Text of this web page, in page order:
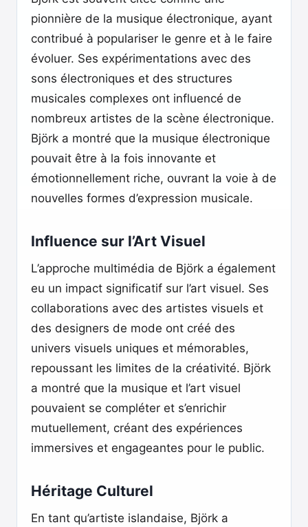
pionnière de la musique électronique, ayant
contribué à populariser le genre et à le faire
évoluer. Ses expérimentations avec des
sons électroniques et des structures
musicales complexes ont influencé de
nombreux artistes de la scène électronique.
Björk a montré que la musique électronique
pouvait être à la fois innovante et
émotionnellement riche, ouvrant la voie à de
nouvelles formes d’expression musicale.
Influence sur l’Art Visuel
L’approche multimédia de Björk a également
eu un impact significatif sur l’art visuel. Ses
collaborations avec des artistes visuels et
des designers de mode ont créé des
univers visuels uniques et mémorables,
repoussant les limites de la créativité. Björk
a montré que la musique et l’art visuel
pouvaient se compléter et s’enrichir
mutuellement, créant des expériences
immersives et engageantes pour le public.
Héritage Culturel
En tant qu’artiste islandaise, Björk a